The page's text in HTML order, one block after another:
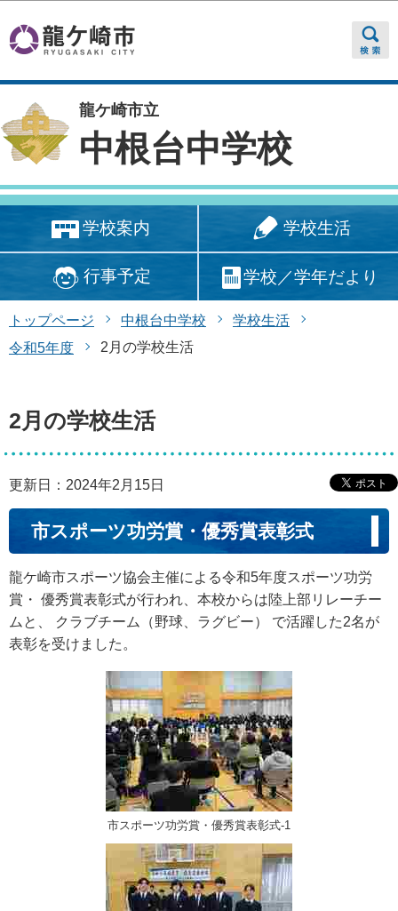
龍ケ崎市立
中根台中学校
学校案内 学校生活
行事予定 学校／学年だより
トップページ 中根台中学校
学校生活
令和5年度
2月の学校生活
2月の学校生活
更新日：2024年2月15日
市スポーツ功労賞・優秀賞表彰式
龍ケ崎市スポーツ協会主催による令和5年度スポーツ功労
賞・ 優秀賞表彰式が行われ、本校からは陸上部リレーチー
ムと、 クラブチーム（野球、ラグビー） で活躍した2名が
表彰を受けました。
市スポーツ功労賞・優秀賞表彰式-1